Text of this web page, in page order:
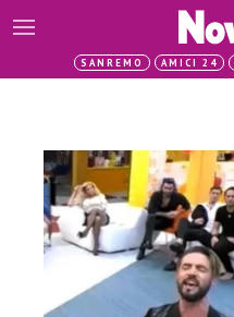
SANREMO AMICI 24